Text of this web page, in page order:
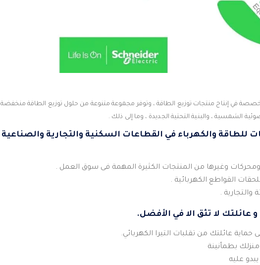
في إنتاج منتجات توزيع الطاقة ، وتوفر مجموعة متنوعة من حلول توزيع الطاقة منخفضة
الشمسية ، والبنية التحتية الجديدة ، وما إلى ذلك .
للطاقة والكهرباء في القطاعات السكنية والتجارية والصناعية
وغيرها من المنتجات الكثيرة المهمة فى سوق العمل .
القواطع الكهربائية .
والتجارية .
عائلتك لا تثق الا في الأفضل.
بطمأنينة